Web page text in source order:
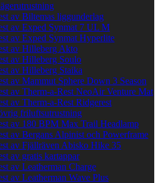
av Biltemas liggunderlag
av Exped Synmat 7 UL M
av Exped Synmat Hyperlite
av Hilleberg Akto
av Hilleberg Soulo
av Hilleberg Staika
av Mammut Sphere Down 3 Season
av Therm-a-Rest NeoAir Venture Mat
av Therm-a-Rest Ridgerest
friluftsutrustning
av 180 BPM Max Trail Headlamp
av Bergans Alpinist och Powerframe
av Fjällräven Abisko Hike 35
av gratis kartappar
av Leatherman Charge
av Leatherman Wave Plus